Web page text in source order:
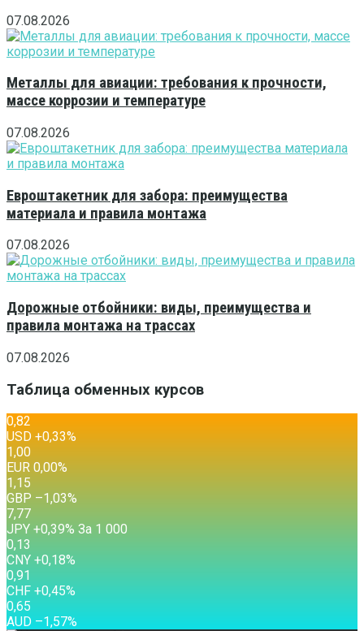
07.08.2026
Металлы для авиации: требования к прочности,
массе коррозии и температуре
07.08.2026
Евроштакетник для забора: преимущества
материала и правила монтажа
07.08.2026
Дорожные отбойники: виды, преимущества и
правила монтажа на трассах
07.08.2026
Таблица обменных курсов
0,82
USD +0,33%
1,00
EUR 0,00%
1,15
GBP –1,03%
7,77
JPY +0,39% За 1 000
0,13
CNY +0,18%
0,91
CHF +0,45%
0,65
AUD –1,57%